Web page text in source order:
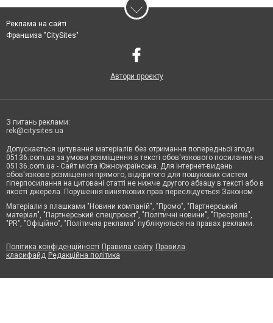
Реклама на сайті
Франшиза "CitySites"
Автори проєкту
З питань реклами:
rek@citysites.ua
Допускається цитування матеріалів без отримання попередньої згоди
05136.com.ua за умови розміщення в тексті обов'язкового посилання на
05136.com.ua - Сайт міста Южноукраїнська. Для інтернет-видань
обов'язкове розміщення прямого, відкритого для пошукових систем
гіперпосилання на цитовані статті не нижче другого абзацу в тексті або в
якості джерела. Порушення виняткових прав переслідується Законом.
Матеріали з плашками "Новини компаній", "Промо", "Партнерський
матеріал", "Партнерський спецпроєкт", "Політичні новини", "Пресреліз",
"PR", "Офіційно", "Політична реклама" публікуються на правах реклами.
Політика конфіденційності Правила сайту Правила
класифайд Редакційна політика